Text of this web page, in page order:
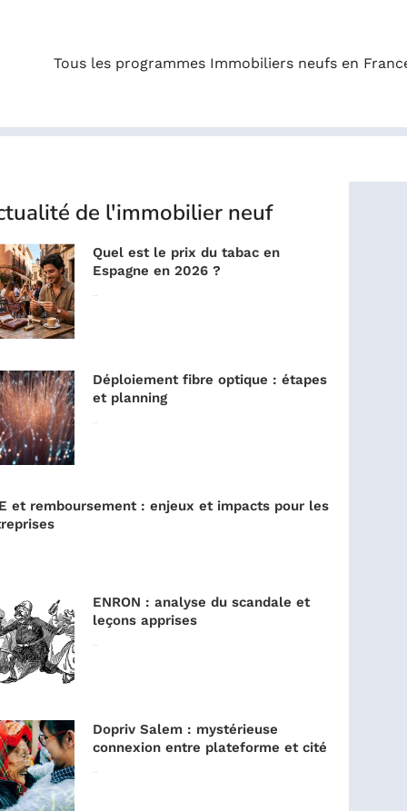
Tous les programmes Immobiliers neufs en
de l'immobilier neuf
Quel est le prix du tabac en
Espagne en 2026 ?
Déploiement fibre optique : étapes
et planning
et remboursement : enjeux et impacts pour les
ENRON : analyse du scandale et
leçons apprises
Dopriv Salem : mystérieuse
connexion entre plateforme et cité